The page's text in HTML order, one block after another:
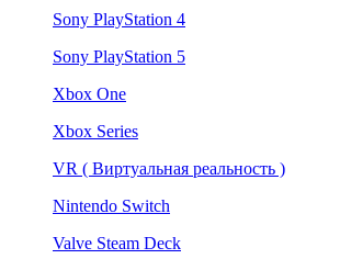
Sony PlayStation 4
Sony PlayStation 5
Xbox One
Xbox Series
VR ( Виртуальная реальность )
Nintendo Switch
Valve Steam Deck